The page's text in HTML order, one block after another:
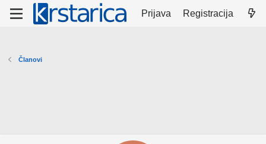
Prijava Registracija
Članovi